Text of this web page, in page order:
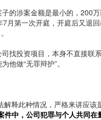
的涉案金额是最小的，200
第一次开庭，开庭后又退回
找投资项目，本身不直接联
他做“无罪辩护”。
释此种情况，严格来讲应
件中，公司犯罪与个人共同在